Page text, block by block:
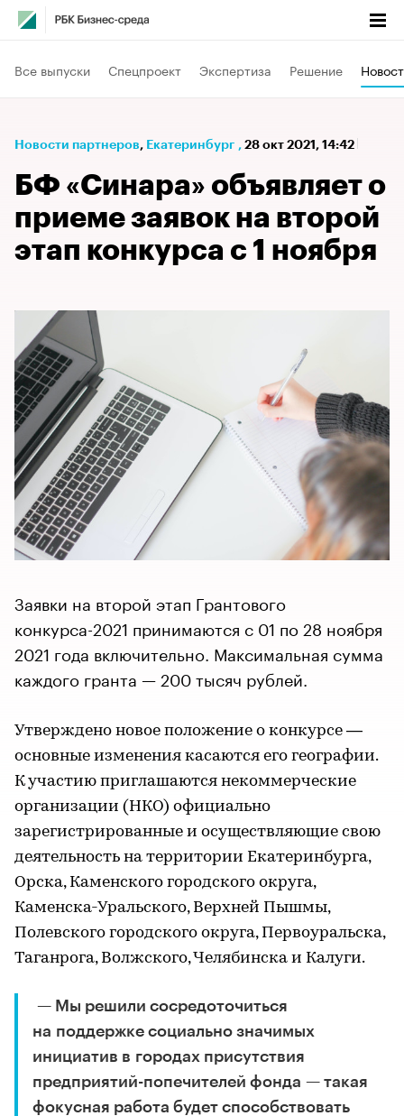
Все выпуски Спецпроект Экспертиза Решение
Новости партнеров⁠, Екатеринбург , 28 окт 2021, 14:42
БФ «Синара» объявляет о
приеме заявок на второй
этап конкурса с 1 ноября
Заявки на второй этап Грантового
конкурса-2021 принимаются с 01 по 28 ноября
2021 года включительно. Максимальная сумма
каждого гранта — 200 тысяч рублей.
Утверждено новое положение о конкурсе —
основные изменения касаются его географии.
К участию приглашаются некоммерческие
организации (НКО) официально
зарегистрированные и осуществляющие свою
деятельность на территории Екатеринбурга,
Орска, Каменского городского округа,
Каменска-Уральского, Верхней Пышмы,
Полевского городского округа, Первоуральска,
Таганрога, Волжского, Челябинска и Калуги.
— Мы решили сосредоточиться
на поддержке социально значимых
инициатив в городах присутствия
предприятий-попечителей фонда — такая
фокусная работа будет способствовать